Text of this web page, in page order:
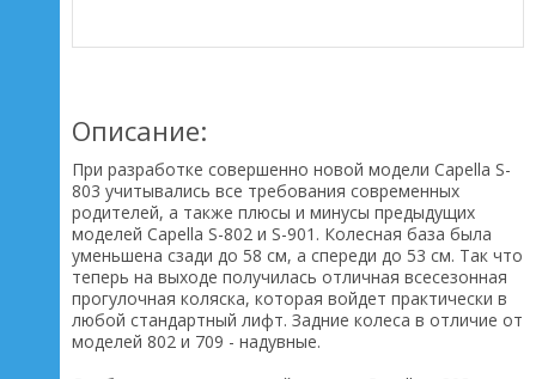
Описание:
При разработке совершенно новой модели Сapella S-
803 учитывались все требования современных
родителей, а также плюсы и минусы предыдущих
моделей Сapella S-802 и S-901. Колесная база была
уменьшена сзади до 58 см, а спереди до 53 см. Так что
теперь на выходе получилась отличная всесезонная
прогулочная коляска, которая войдет практически в
любой стандартный лифт. Задние колеса в отличие от
моделей 802 и 709 - надувные.